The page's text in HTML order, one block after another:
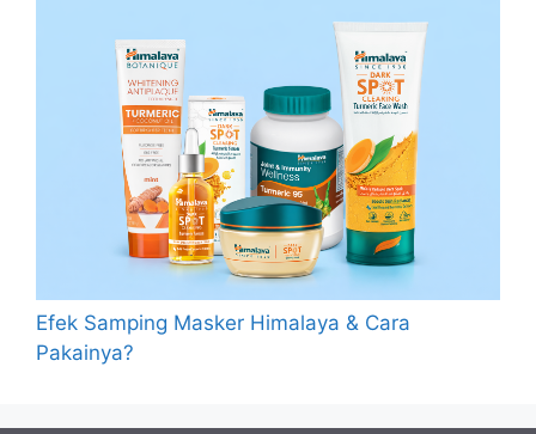
Efek Samping Masker Himalaya & Cara
Pakainya?